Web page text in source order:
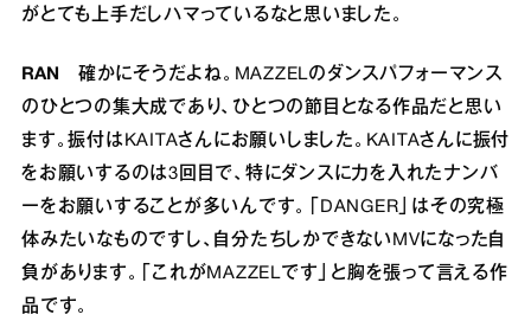
がとても上手だしハマっているなと思いました。
RAN
確かにそうだよね。MAZZELのダンスパフォーマンス
のひとつの集大成であり、ひとつの節目となる作品だと思い
ます。振付はKAITAさんにお願いしました。KAITAさんに振付
をお願いするのは3回目で、特にダンスに力を入れたナンバ
ーをお願いすることが多いんです。「DANGER」はその究極
体みたいなものですし、自分たちしかできないMVになった自
負があります。「これがMAZZELです」と胸を張って言える作
品です。